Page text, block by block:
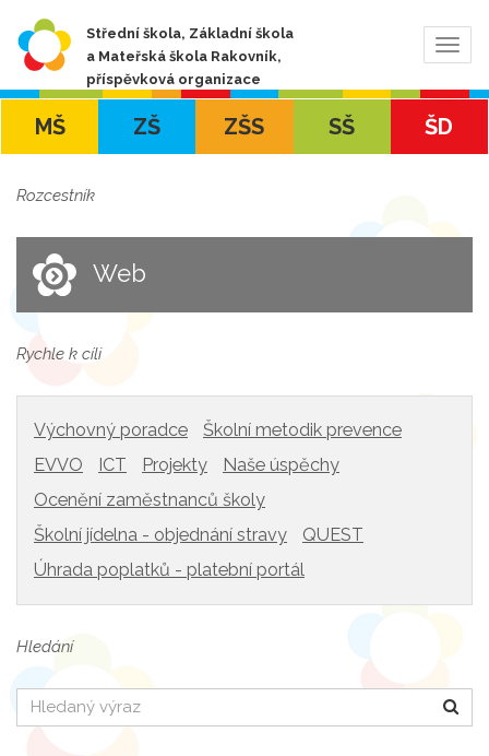
Střední škola, Základní škola
a Mateřská škola Rakovník,
příspěvková organizace
MŠ ZŠ ZŠS SŠ ŠD
Rozcestník
Web
Rychle k cíli
Výchovný poradce
Školní metodik prevence
EVVO
ICT Projekty
Naše úspěchy
Ocenění zaměstnanců školy
Školní jídelna - objednání stravy
QUEST
Úhrada poplatků - platební portál
Hledání
Hledat